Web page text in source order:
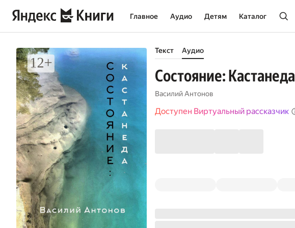
Главное Аудио Детям Каталог
Текст Аудио
Состояние: Кастанеда
Василий Антонов
Доступен Виртуальный рассказчик